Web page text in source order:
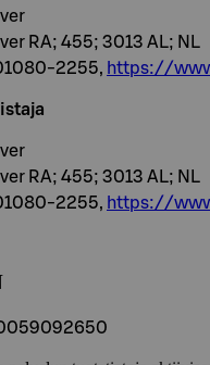
RA; 455; 3013 AL; NL
2255, https://
RA; 455; 3013 AL; NL
2255, https://